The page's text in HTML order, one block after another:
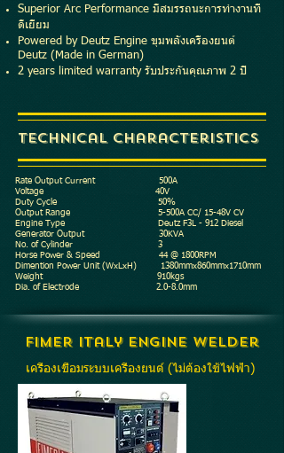
Superior Arc Performance มีสมรรถนะการทำงานที่
ดีเยี่ยม
Powered by Deutz Engine ขุมพลังเครื่องยนต์
Deutz (Made in German)
2 years limited warranty รับประกันคุณภาพ 2 ปี
Technical Characteristics
Rate Output Current 500A
Voltage 40V
Duty Cycle 50%
Output Range 5-500A CC/ 15-48V CV
Engine Type Deutz F3L - 912 Diesel
Generator Output 30KVA
No. of Cylinder 3
Horse Power & Speed 44 @ 1800RPM
Dimention Power Unit (WxLxH) 1380mmx860mmx1710mm
Weight 910kgs
Dia. of Electrode 2.0-8.0mm
FIMER Italy Engine Welder
เครื่องเชื่อมระบบเครื่องยนต์ (ไม่ต้องใช้ไฟฟ้า)